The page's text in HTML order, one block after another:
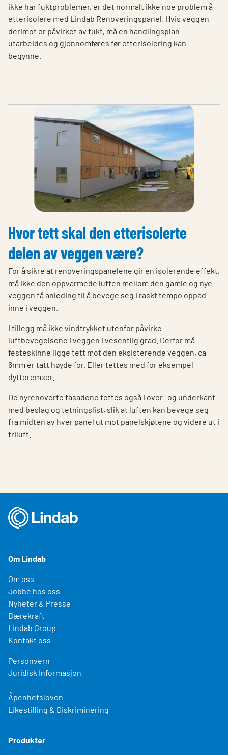
ikke har fuktproblemer, er det normalt ikke noe problem å
etterisolere med Lindab Renoveringspanel. Hvis veggen
derimot er påvirket av fukt, må en handlingsplan
utarbeides og gjennomføres før etterisolering kan
begynne.
Hvor tett skal den etterisolerte
delen av veggen være?
For å sikre at renoveringspanelene gir en isolerende effekt,
må ikke den oppvarmede luften mellom den gamle og nye
veggen få anleding til å bevege seg i raskt tempo oppad
inne i veggen.
I tillegg må ikke vindtrykket utenfor påvirke
luftbevegelsene i veggen i vesentlig grad. Derfor må
festeskinne ligge tett mot den eksisterende veggen, ca
6mm er tatt høyde for. Eller tettes med for eksempel
dytteremser.
De nyrenoverte fasadene tettes også i over- og underkant
med beslag og tetningslist, slik at luften kan bevege seg
fra midten av hver panel ut mot panelskjøtene og videre ut i
friluft.
Om Lindab
Om oss
Jobbe hos oss
Nyheter & Presse
Bærekraft
Lindab Group
Kontakt oss
Personvern
Juridisk Informasjon
Åpenhetsloven
Likestilling & Diskriminering
Produkter